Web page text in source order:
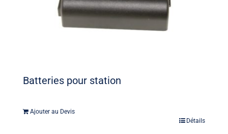
Batteries pour station
Ajouter au Devis
Détails